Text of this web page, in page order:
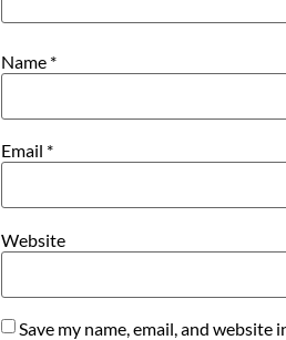
Name *
Email *
Website
Save my name, email, and